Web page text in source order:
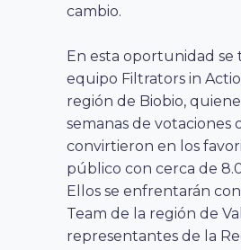
cambio.
En esta oportunidad se
equipo Filtrators in
región de Biobio,
semanas de votaciones
convirtieron en los
público con cerca de
Ellos se enfrentarán
Team de la región de
representantes de la